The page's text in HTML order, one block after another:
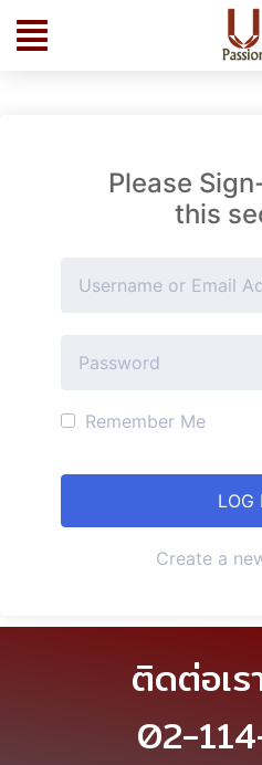
Please
this
Remember Me
Create a
ติดต่อเร
02-